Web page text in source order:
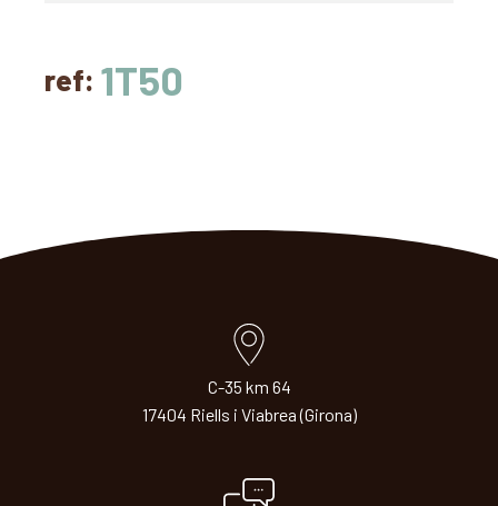
ref: 1T50
C-35 km 64
17404 Riells i Viabrea (Girona)